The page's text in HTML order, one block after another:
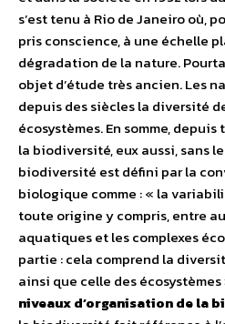
s’est tenu à Rio de Janeiro où,
pris conscience, à une échelle
dégradation de la nature.
objet d’étude très ancien. Les
depuis des siècles la diversité
écosystèmes. En somme,
la biodiversité, eux aussi, sans
biodiversité est défini par la
biologique comme : « la
toute origine y compris, entre
aquatiques et les complexes
partie : cela comprend la
ainsi que celle des écosystèmes
niveaux d’organisation de la